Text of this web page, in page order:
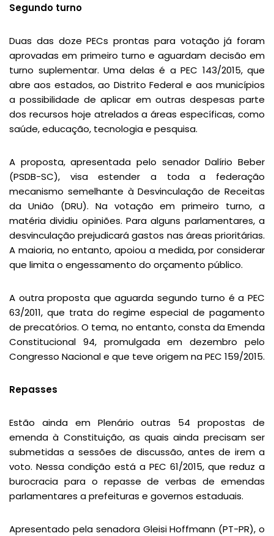
Segundo turno
Duas das doze PECs prontas para votação já foram
aprovadas em primeiro turno e aguardam decisão em
turno suplementar. Uma delas é a PEC 143/2015, que
abre aos estados, ao Distrito Federal e aos municípios
a possibilidade de aplicar em outras despesas parte
dos recursos hoje atrelados a áreas específicas, como
saúde, educação, tecnologia e pesquisa.
A proposta, apresentada pelo senador Dalírio Beber
(PSDB-SC), visa estender a toda a federação
mecanismo semelhante à Desvinculação de Receitas
da União (DRU). Na votação em primeiro turno, a
matéria dividiu opiniões. Para alguns parlamentares, a
desvinculação prejudicará gastos nas áreas prioritárias.
A maioria, no entanto, apoiou a medida, por considerar
que limita o engessamento do orçamento público.
A outra proposta que aguarda segundo turno é a PEC
63/2011, que trata do regime especial de pagamento
de precatórios. O tema, no entanto, consta da Emenda
Constitucional 94, promulgada em dezembro pelo
Congresso Nacional e que teve origem na PEC 159/2015.
Repasses
Estão ainda em Plenário outras 54 propostas de
emenda à Constituição, as quais ainda precisam ser
submetidas a sessões de discussão, antes de irem a
voto. Nessa condição está a PEC 61/2015, que reduz a
burocracia para o repasse de verbas de emendas
parlamentares a prefeituras e governos estaduais.
Apresentado pela senadora Gleisi Hoffmann (PT-PR), o